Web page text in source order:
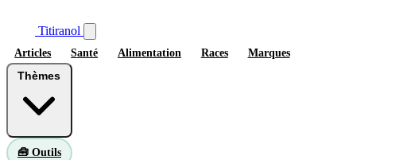
Titiranol
Articles Santé Alimentation Races Marques
🧰 Outils